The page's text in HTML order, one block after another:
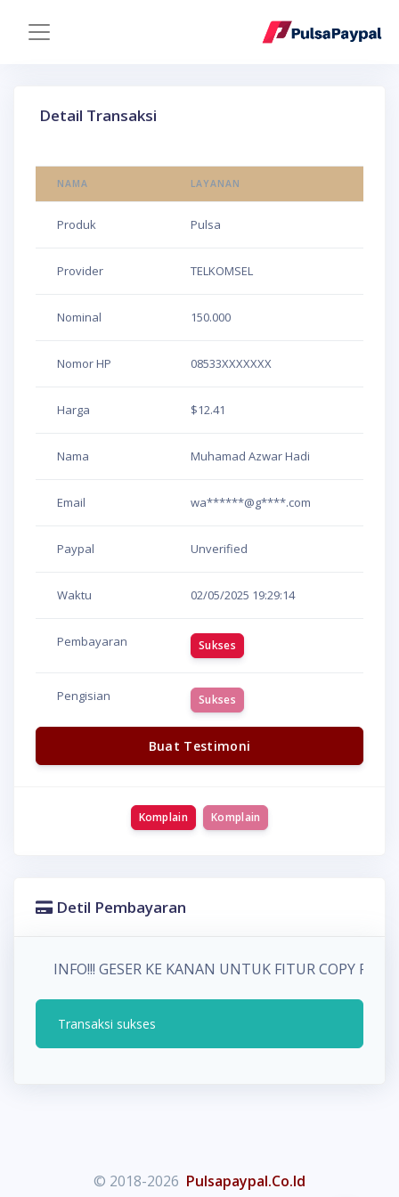
Detail Transaksi
NAMA LAYANAN
Produk Pulsa
Provider TELKOMSEL
Nominal 150.000
Nomor HP 08533XXXXXXX
Harga $12.41
Nama Muhamad Azwar Hadi
Email wa******@g****.com
Paypal Unverified
Waktu 02/05/2025 19:29:14
Pembayaran Sukses
Pengisian Sukses
Buat Testimoni
Komplain Komplain
Detil Pembayaran
INFO!!! GESER KE KANAN UNTUK FITUR COPY
Transaksi sukses
© 2018-2026 Pulsapaypal.Co.Id